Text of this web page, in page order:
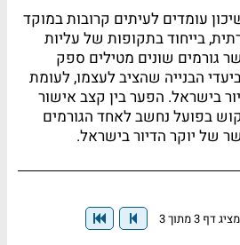
עומדים לעיתים קרובות במוקד
בייחוד בתקופות של עליות
גורמים שונים מטילים ספק
הבנייה שהציב לעצמו, לעומת
בישראל. הפער בין קצב אישור
בפועל נחשב לאחד הגורמים
של יוקר הדיור בישראל.
מציג דף 3 מתוך 3